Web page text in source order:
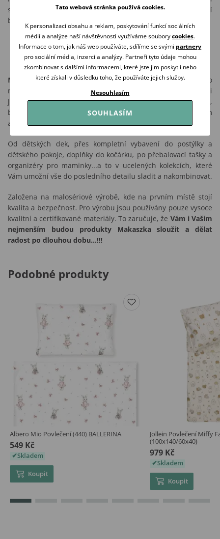
stupeň. Nepoužívat bělidla, ani prací prostředky obsahující
bělidla.
Makaszkanabízí širokou škálu výjimečných produktů pro
miminka i větší děti, v jejich nabídce si však přijdou na své i
jejich maminky. Ve svých kolekcích reflektuje módní trendy,
barvy a vzory. ale dává zároveň vzniknout i velmi netradičním
a jedinečným projektům.
Od dětských dek, přes kompletní vybavení do postýlky a
dětského pokoje, doplňky do kočárku, po přebalovací tašky a
organizéry pro maminky...a to v ucelených kolekcích, které
Vám umožní vše do posledního detailu sladit a nakombinovat.
Založena na malosériové výrobě, kde na prvním místě stojí
kvalita a bezpečnost. Pro výrobu jsou používány pouze vysoce
kvalitní a certifikované materiály. To zaručuje, že Vám i Vašim
nejmenším budou produkty Makaszka sloužit a dělat
radost po dlouhou dobu...!!!
Podobné produkty
Albero Mio Povlečení (440) BALLERINA
549 Kč
Skladem
Koupit
Jollein Povlečení Miffy
(100x140/60x40)
979 Kč
Skladem
Koupit
Tato webová stránka používá cookies.
K personalizaci obsahu a reklam, poskytování funkcí sociálních
médií a analýze naší návštěvnosti využíváme souborycookies.
Informace o tom, jak náš web používáte, sdílíme se svými partnery
pro sociální média, inzerci a analýzy. Partneři tyto údaje mohou
zkombinovat s dalšími informacemi, které jste jim poskytli nebo
které získali v důsledku toho, že používáte jejich služby.
Nesouhlasím
SOUHLASÍM